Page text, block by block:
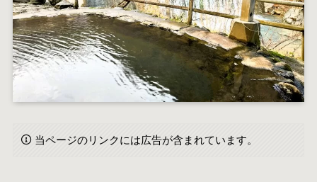
当ページのリンクには広告が含まれています。